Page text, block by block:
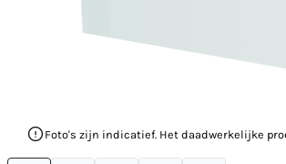
Foto's zijn indicatief. Het daadwerkelijke